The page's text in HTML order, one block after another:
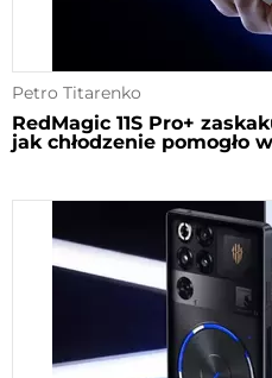
Petro Titarenko
RedMagic 11S Pro+
jak chłodzenie pomogło